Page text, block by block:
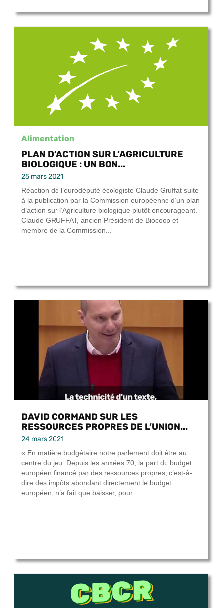
Alimentation
PLAN D’ACTION SUR L’AGRICULTURE
BIOLOGIQUE : UN BON...
25 mars 2021
Réaction de l’eurodéputé écologiste Claude Gruffat suite
à la publication par la Commission européenne d’un plan
d’action sur l’Agriculture biologique plutôt encourageant.
Claude GRUFFAT, ancien Président de Biocoop et
membre de la Commission...
DAVID CORMAND SUR LES
RESSOURCES PROPRES DE L’UNION...
24 mars 2021
« En matière budgétaire notre parlement doit être au
centre du jeu. Depuis les années 70, la part du budget
européen financé par des ressources propres, c’est-à-
dire des impôts abondant directement le budget
européen, n’a fait que baisser, pour...